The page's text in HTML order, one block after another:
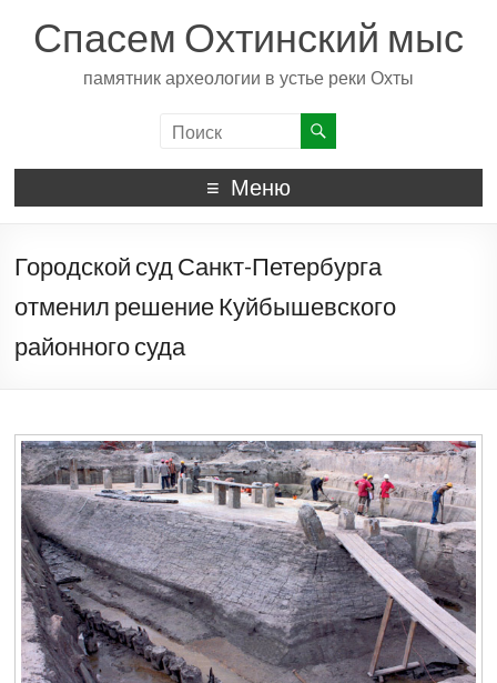
Спасем Охтинский мыс
памятник археологии в устье реки Охты
Меню
Городской суд Санкт-Петербурга
отменил решение Куйбышевского
районного суда